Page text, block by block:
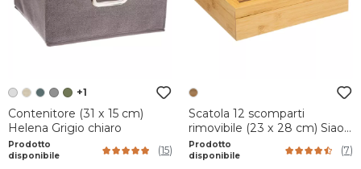
+1
Contenitore (31 x 15 cm)
Helena Grigio chiaro
Prodotto
disponibile
(15)
Scatola 12 scomparti
rimovibile (23 x 28 cm) Siao
Bambù
Prodotto
disponibile
(7)